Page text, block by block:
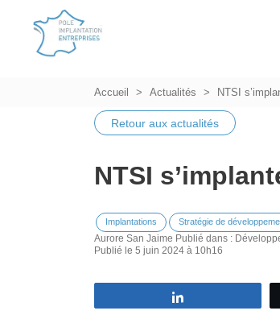
Accueil Actualités NTSI
Retour aux actualités
NTSI
Implantations Stratégie de
Aurore San Jaime Publié dans :
Publié le 5 juin 2024 à 10h16